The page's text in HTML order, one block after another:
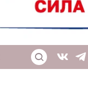
S V T